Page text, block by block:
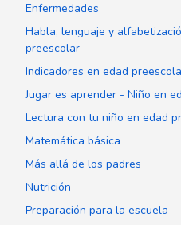
Enfermedades
Habla, lenguaje y
preescolar
Indicadores en edad
Jugar es aprender - Niño en
Lectura con tu niño en edad
Matemática básica
Más allá de los padres
Nutrición
Preparación para la escuela